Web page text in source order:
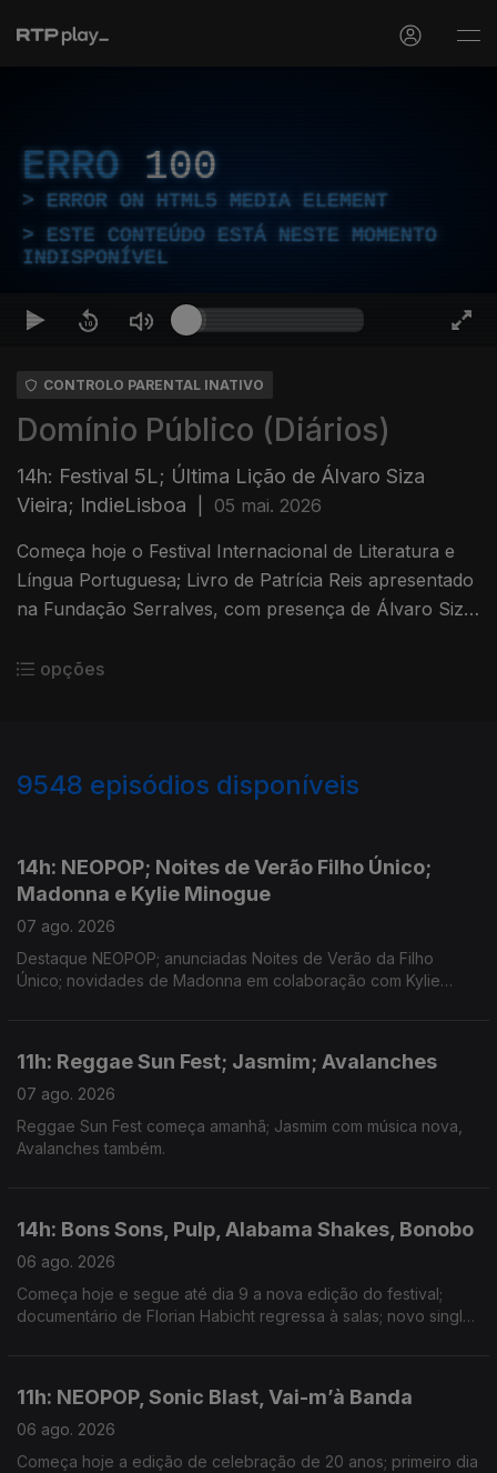
ERRO 100
ERROR ON HTML5 MEDIA ELEMENT
ESTE CONTEÚDO ESTÁ NESTE MOMENTO
INDISPONÍVEL
CONTROLO PARENTAL INATIVO
Domínio Público (Diários)
14h: Festival 5L; Última Lição de Álvaro Siza
Vieira; IndieLisboa
05 mai. 2026
Começa hoje o Festival Internacional de Literatura e
Língua Portuguesa; Livro de Patrícia Reis apresentado
na Fundação Serralves, com presença de Álvaro Siza
opções
9548 episódios disponíveis
14h: NEOPOP; Noites de Verão Filho Único;
Madonna e Kylie Minogue
07 ago. 2026
Destaque NEOPOP; anunciadas Noites de Verão da Filho
Único; novidades de Madonna em colaboração com Kylie
11h: Reggae Sun Fest; Jasmim; Avalanches
07 ago. 2026
Reggae Sun Fest começa amanhã; Jasmim com música nova,
Avalanches também.
14h: Bons Sons, Pulp, Alabama Shakes, Bonobo
06 ago. 2026
Começa hoje e segue até dia 9 a nova edição do festival;
documentário de Florian Habicht regressa à salas; novo single:
11h: NEOPOP, Sonic Blast, Vai-m’à Banda
06 ago. 2026
Começa hoje a edição de celebração de 20 anos; primeiro dia